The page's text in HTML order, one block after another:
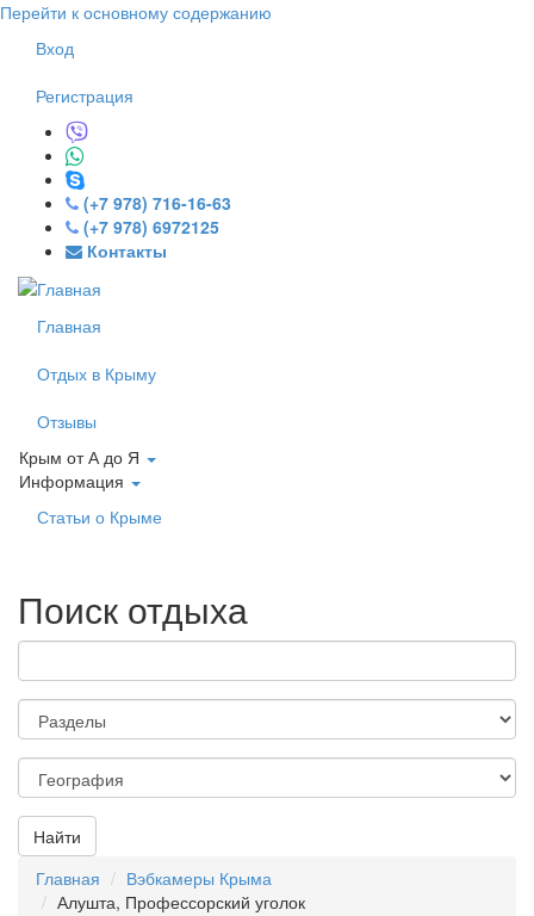
Перейти к основному содержанию
Вход
Регистрация
(+7 978) 716-16-63
(+7 978) 6972125
Контакты
Главная
Отдых в Крыму
Отзывы
Крым от А до Я
Информация
Статьи о Крыме
Поиск отдыха
Найти
Главная
Вэбкамеры Крыма
Алушта, Профессорский уголок